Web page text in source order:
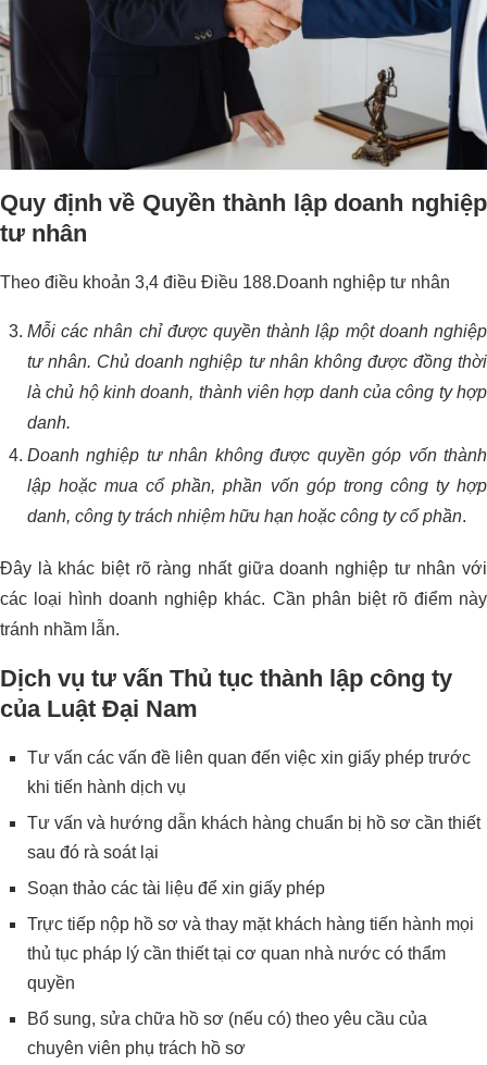
Quy định về Quyền thành lập doanh nghiệp
tư nhân
Theo điều khoản 3,4 điều Điều 188.Doanh nghiệp tư nhân
Mỗi các nhân chỉ được quyền thành lập một doanh nghiệp
tư nhân. Chủ doanh nghiệp tư nhân không được đồng thời
là chủ hộ kinh doanh, thành viên hợp danh của công ty hợp
danh.
Doanh nghiệp tư nhân không được quyền góp vốn thành
lập hoặc mua cổ phần, phần vốn góp trong công ty hợp
danh, công ty trách nhiệm hữu hạn hoặc công ty cổ phần.
Đây là khác biệt rõ ràng nhất giữa doanh nghiệp tư nhân với
các loại hình doanh nghiệp khác. Cần phân biệt rõ điểm này
tránh nhầm lẫn.
Dịch vụ tư vấn Thủ tục thành lập công ty
của Luật Đại Nam
Tư vấn các vấn đề liên quan đến việc xin giấy phép trước
khi tiến hành dịch vụ
Tư vấn và hướng dẫn khách hàng chuẩn bị hồ sơ cần thiết
sau đó rà soát lại
Soạn thảo các tài liệu để xin giấy phép
Trực tiếp nộp hồ sơ và thay mặt khách hàng tiến hành mọi
thủ tục pháp lý cần thiết tại cơ quan nhà nước có thẩm
quyền
Bổ sung, sửa chữa hồ sơ (nếu có) theo yêu cầu của
chuyên viên phụ trách hồ sơ